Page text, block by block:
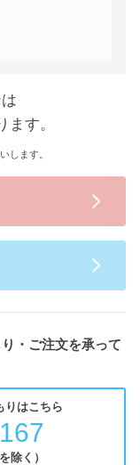
す。
します。
・ご注文を承って
りはこちら
除く）